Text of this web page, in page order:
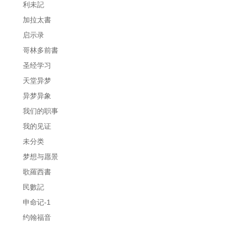
利未記
加拉太書
启示录
哥林多前書
圣经学习
天堂异梦
异梦异象
我们的职事
我的见证
未分类
梦想与愿景
歌羅西書
民數記
申命记-1
约翰福音